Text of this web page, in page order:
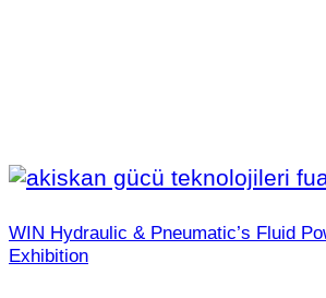
WIN Hydraulic & Pneumatic’s Fluid
Exhibition